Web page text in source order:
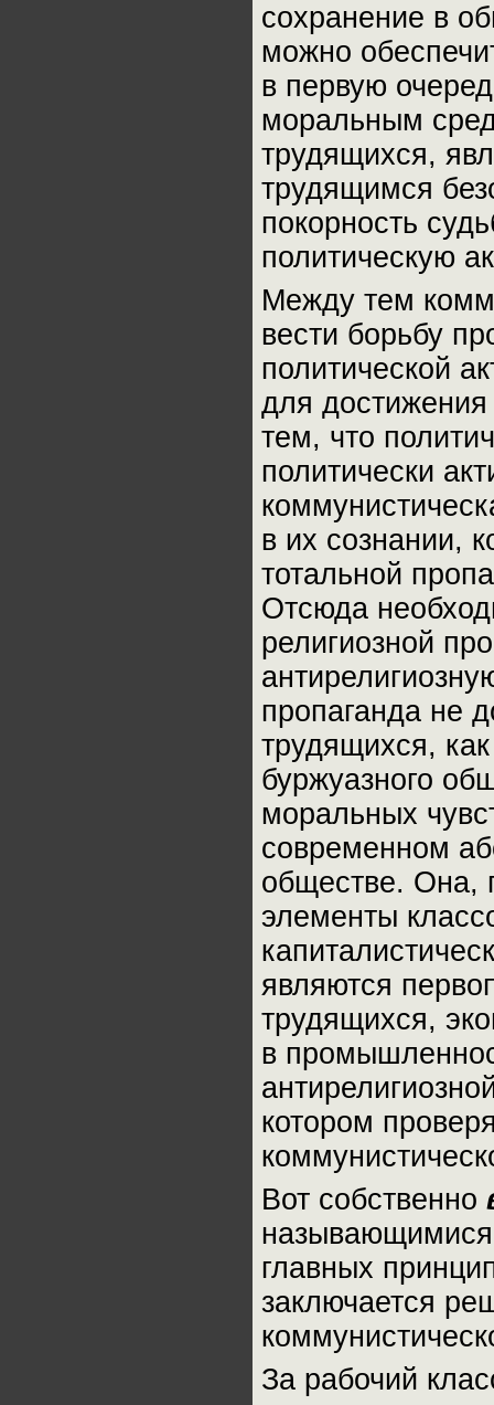
сохранение в
можно
в первую
моральным
трудящихся,
трудящимся
покорность
политическую
Между тем
вести борьбу
политической
для
тем, что
политически
в их сознании,
тотальной
Отсюда
религиозной
пропаганда не
трудящихся,
буржуазного
моральных
современном
обществе. Она,
элементы
являются
трудящихся,
в
котором
Вот собственно
главных
заключается
За рабочий